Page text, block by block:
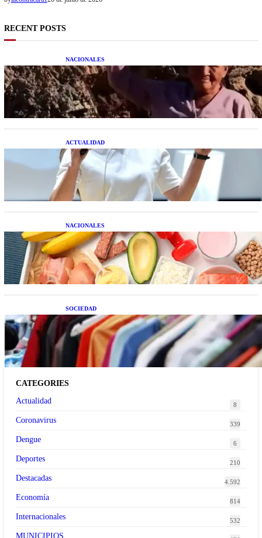
RECENT POSTS
NACIONALES
Una mujer asegura haber peleado con un
extraterrestre cuerpo a cuerpo
ACTUALIDAD
La startup creada por una salteña que busca
resolver el estrés financiero en Latinoamérica
NACIONALES
Nutrición inteligente: Cinco superalimentos de
temporada que deberías sumar a tu dieta este mes
SOCIEDAD
Las grandes marcas globales se suman a la
tendencia de la ropa de segunda mano premium
CATEGORIES
Actualidad
8
Coronavirus 339
Dengue 6
Deportes 210
Destacadas 4.592
Economía 814
Internacionales 532
MUNICIPIOS